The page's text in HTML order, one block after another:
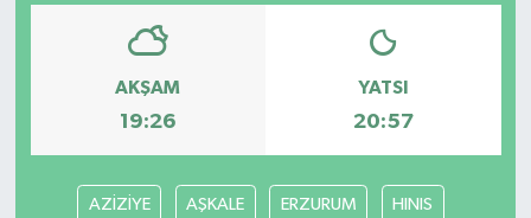
AKŞAM
19:26
YATSI
20:57
AZİZİYE AŞKALE ERZURUM HINIS